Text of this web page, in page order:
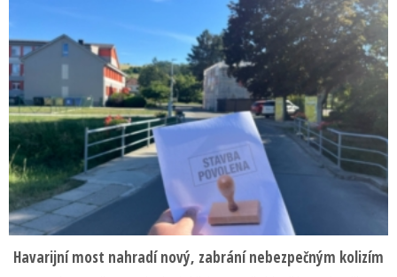
Havarijní most nahradí nový, zabrání nebezpečným kolizím